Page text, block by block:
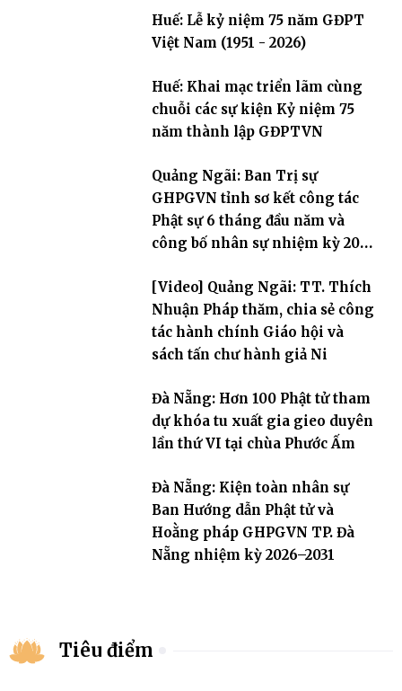
Huế: Lễ kỷ niệm 75 năm GĐPT
Việt Nam (1951 - 2026)
Huế: Khai mạc triển lãm cùng
chuỗi các sự kiện Kỷ niệm 75
năm thành lập GĐPTVN
Quảng Ngãi: Ban Trị sự
GHPGVN tỉnh sơ kết công tác
Phật sự 6 tháng đầu năm và
công bố nhân sự nhiệm kỳ 2026
[Video] Quảng Ngãi: TT. Thích
Nhuận Pháp thăm, chia sẻ công
tác hành chính Giáo hội và
sách tấn chư hành giả Ni
Đà Nẵng: Hơn 100 Phật tử tham
dự khóa tu xuất gia gieo duyên
lần thứ VI tại chùa Phước Ấm
Đà Nẵng: Kiện toàn nhân sự
Ban Hướng dẫn Phật tử và
Hoằng pháp GHPGVN TP. Đà
Nẵng nhiệm kỳ 2026–2031
Tiêu điểm